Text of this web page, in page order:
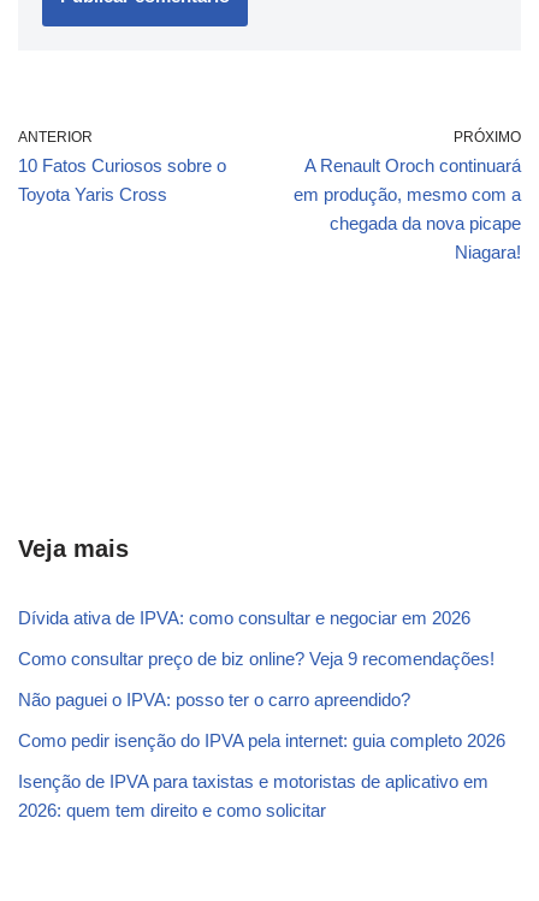
ANTERIOR
10 Fatos Curiosos sobre o
Toyota Yaris Cross
PRÓXIMO
A Renault Oroch continuará
em produção, mesmo com a
chegada da nova picape
Niagara!
Veja mais
Dívida ativa de IPVA: como consultar e negociar em 2026
Como consultar preço de biz online? Veja 9 recomendações!
Não paguei o IPVA: posso ter o carro apreendido?
Como pedir isenção do IPVA pela internet: guia completo 2026
Isenção de IPVA para taxistas e motoristas de aplicativo em
2026: quem tem direito e como solicitar